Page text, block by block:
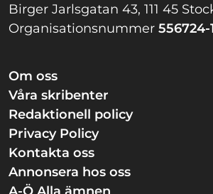
Birger Jarlsgatan 43, 111 45
Organisationsnummer 556724-
Om oss
Våra skribenter
Redaktionell policy
Privacy Policy
Kontakta oss
Annonsera hos oss